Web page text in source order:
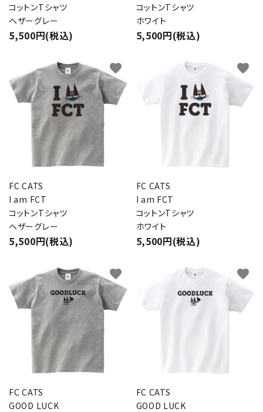
コットンTシャツ
ヘザーグレー
5,500円(税込)
コットンTシャツ
ホワイト
5,500円(税込)
FC CATS
I am FCT
コットンTシャツ
ヘザーグレー
5,500円(税込)
favorite
FC CATS
I am FCT
コットンTシャツ
ホワイト
5,500円(税込)
favorite
FC CATS
GOOD LUCK
favorite
FC CATS
GOOD LUCK
favorite